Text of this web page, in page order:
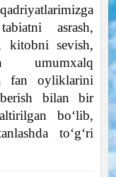
asrash,
kitobni sevish,
umumxalq
fan oyliklarini
berish bilan bir
bo‘lib,
to‘g‘ri